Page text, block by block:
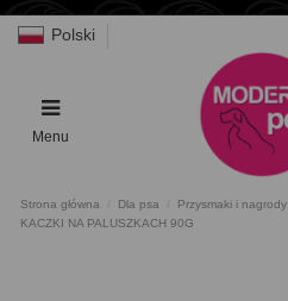
Polski
Menu
Strona główna Dla psa Przysmaki i nagrody
KACZKI NA PALUSZKACH 90G